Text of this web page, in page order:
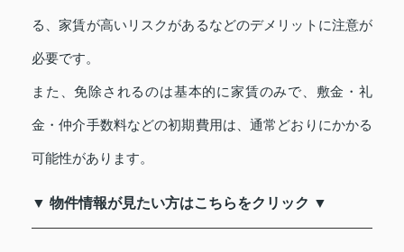
る、家賃が高いリスクがあるなどのデメリットに注意が
必要です。
また、免除されるのは基本的に家賃のみで、敷金・礼
金・仲介手数料などの初期費用は、通常どおりにかかる
可能性があります。
▼ 物件情報が見たい方はこちらをクリック ▼